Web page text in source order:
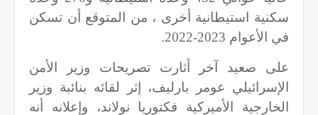
سكنية استيطانية أخرى ، من المتوقع أن تسكن
في الأعوام 2023-2022.
على صعيد آخر أثارت تصريحات وزير الأمن
الإسرائيلي عومر بارليف، إثر لقائه بنائبة وزير
الخارجية الأميركية فكتوريا نولاند، وإعلانه أنه